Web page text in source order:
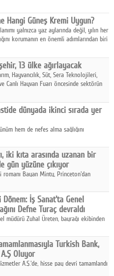
fantastik atmosferi bir araya getirmeyi
Hangi Güneş Kremi Uygun?
yalnızca yaz aylarında değil, yılın her
korumanın en önemli adımlarından biri
13 ülke ağırlayacak
Hayvancılık, Süt, Sera Teknolojileri,
Canlı Hayvan Fuarı öncesinde sektörün
dünyada ikinci sırada yer
hem de nefes alma sağlığını
iki kıta arasında uzanan bir
gün yüzüne çıkıyor
romanı Bayan Minty, Princeton'dan
anlatıyor.
Dönem: İş Sanat'ta Genel
Defne Turaç devraldı
müdürü Zuhal Üreten, bayrağı ekibinden
Turkish Bank,
Oluyor
A.Ş.'de, hisse pay devri tamamlandı